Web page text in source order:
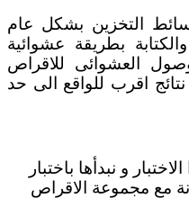
وسائط التخزين بشكل عام
بطريقة عشوائية
العشوائى للاقراص
اقرب للواقع الى حد
و نبدأها باختبار
مع مجموعة الاقراص